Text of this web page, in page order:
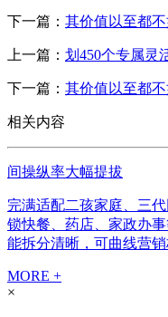
下一篇： 其价值以至都
上一篇： 划450个专属灵
下一篇： 其价值以至都
相关内容
间操纵率大幅提拔
完满适配二孩家庭、三
锁快餐、药店、家政办
能拆分清晰，可曲线营销
MORE +
×